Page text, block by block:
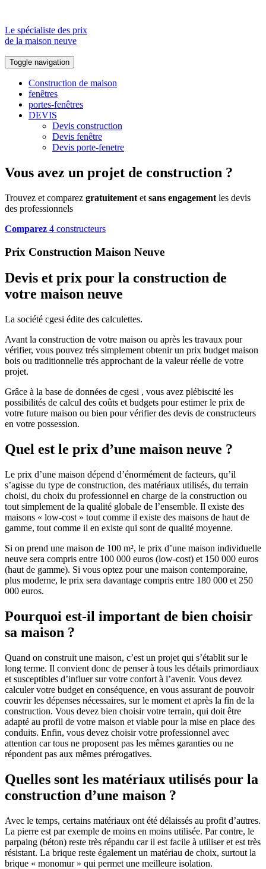
Le spécialiste des prix
de la maison neuve
Toggle navigation
Construction de maison
fenêtres
portes-fenêtres
DEVIS
Devis construction
Devis fenêtre
Devis porte-fenetre
Vous avez un projet de construction ?
Trouvez et comparez gratuitement et sans engagement les devis
des professionnels
Comparez 4 constructeurs
Prix Construction Maison Neuve
Devis et prix pour la construction de
votre maison neuve
La société cgesi édite des calculettes.
Avant la construction de votre maison ou après les travaux pour
vérifier, vous pouvez trés simplement obtenir un prix budget maison
bois ou traditionnelle trés approchant de la valeur réelle de votre
projet.
Grâce à la base de données de cgesi , vous avez plébiscité les
possibilités de calcul des coûts et budgets pour estimer le prix de
votre future maison ou bien pour vérifier des devis de constructeurs
en votre possession.
Quel est le prix d’une maison neuve ?
Le prix d’une maison dépend d’énormément de facteurs, qu’il
s’agisse du type de construction, des matériaux utilisés, du terrain
choisi, du choix du professionnel en charge de la construction ou
tout simplement de la qualité globale de l’ensemble. Il existe des
maisons « low-cost » tout comme il existe des maisons de haut de
gamme, tout comme il en existe qui sont de qualité moyenne.
Si on prend une maison de 100 m², le prix d’une maison individuelle
neuve sera compris entre 100 000 euros (low-cost) et 150 000 euros
(haut de gamme). Si vous optez pour une maison contemporaine,
plus moderne, le prix sera davantage compris entre 180 000 et 250
000 euros.
Pourquoi est-il important de bien choisir
sa maison ?
Quand on construit une maison, c’est un projet qui s’établit sur le
long terme. Il convient donc de penser à tous les détails primordiaux
et susceptibles d’influer sur votre confort à l’avenir. Vous devez
calculer votre budget en conséquence, en vous assurant de pouvoir
couvrir les dépenses nécessaires, sur le moment et après la fin de la
construction. Vous devez bien choisir votre terrain, qui doit être
adapté au profil de votre maison et viable pour la mise en place des
conduits. Enfin, vous devez choisir votre professionnel avec
attention car tous ne proposent pas les mêmes garanties ou ne
répondent pas aux mêmes prérogatives.
Quelles sont les matériaux utilisés pour la
construction d’une maison ?
Avec le temps, certains matériaux ont été délaissés au profit d’autres.
La pierre est par exemple de moins en moins utilisée. Par contre, le
parpaing (béton) reste très répandu car il est facile à utiliser et est très
résistant. La brique reste également un matériau de choix, surtout la
brique « monomur » qui permet une meilleure isolation.